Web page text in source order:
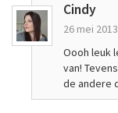
Cindy
26 mei
Oooh leuk
van!
de andere